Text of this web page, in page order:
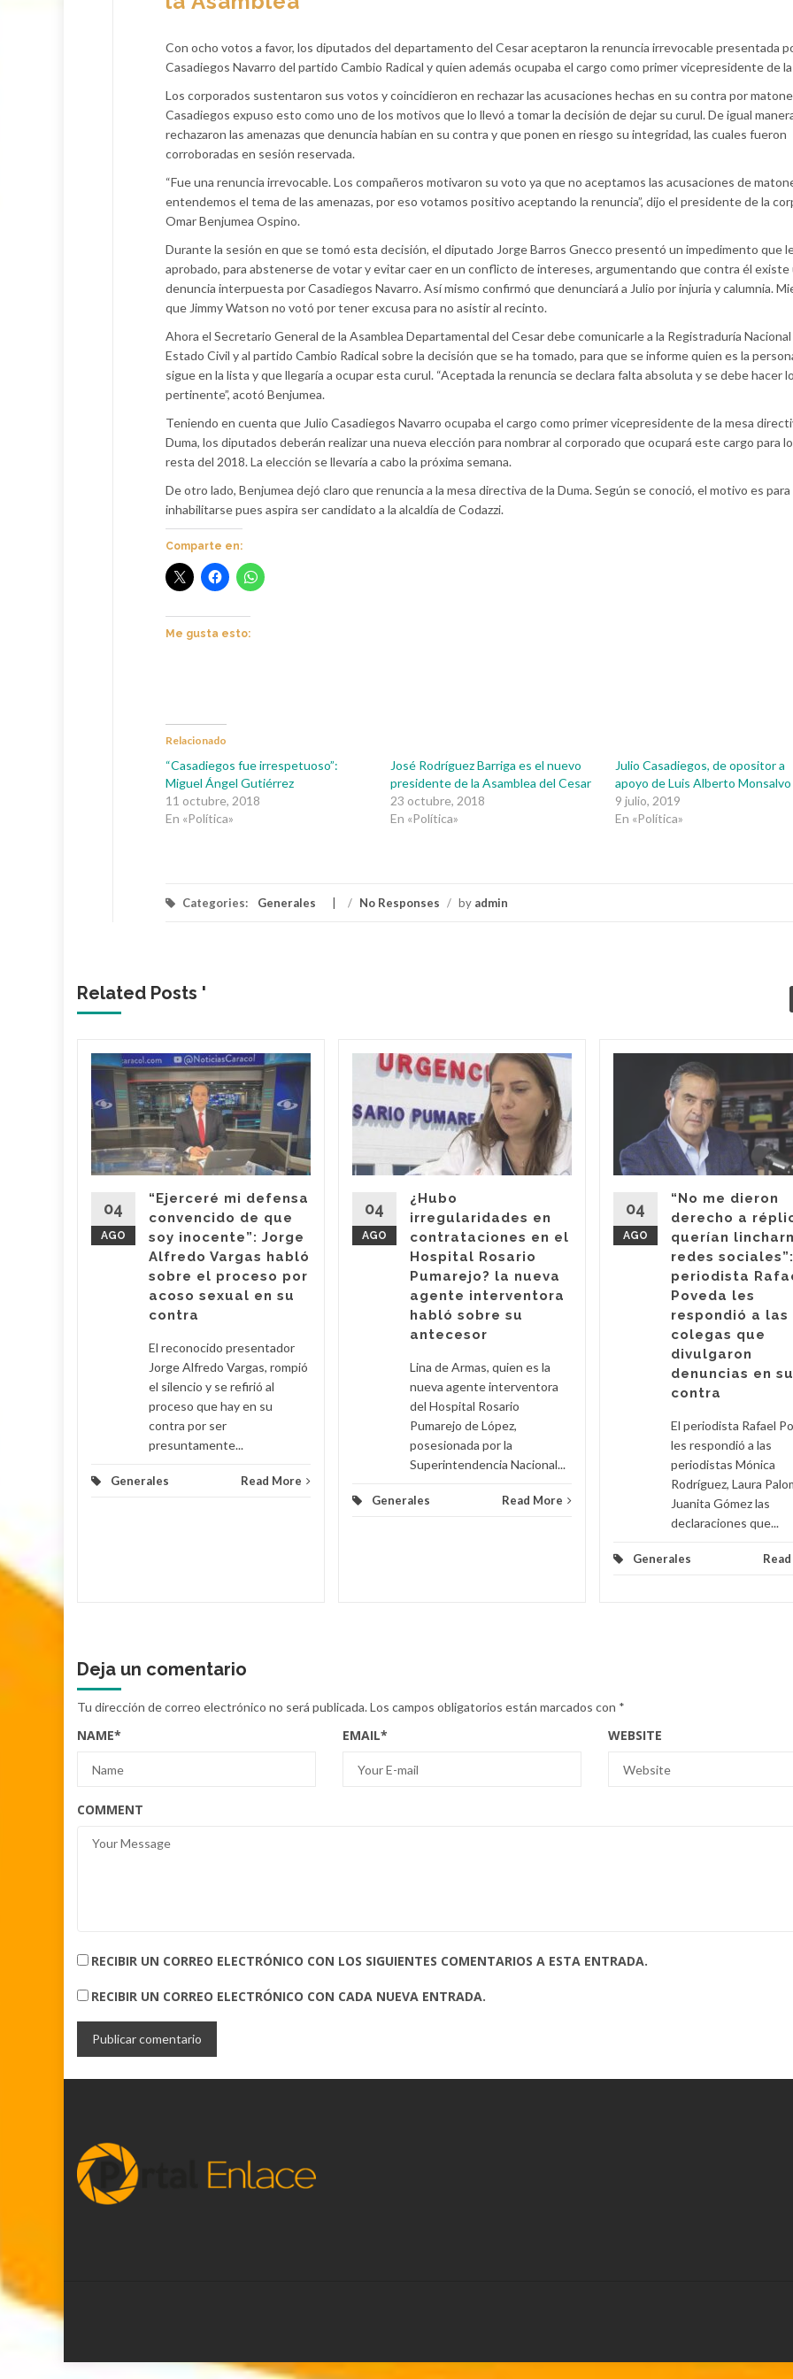
Con ocho votos a favor, los diputados del departamento del Cesar aceptaron la renuncia irrevocable presentada
Casadiegos Navarro del partido Cambio Radical y quien además ocupaba el cargo como primer vicepresidente de
Los corporados sustentaron sus votos y coincidieron en rechazar las acusaciones hechas en su contra por
Casadiegos expuso esto como uno de los motivos que lo llevó a tomar la decisión de dejar su curul. De igual
rechazaron las amenazas que denuncia habían en su contra y que ponen en riesgo su integridad, las cuales fueron
corroboradas en sesión reservada.
“Fue una renuncia irrevocable. Los compañeros motivaron su voto ya que no aceptamos las acusaciones de
entendemos el tema de las amenazas, por eso votamos positivo aceptando la renuncia”, dijo el presidente de la
Omar Benjumea Ospino.
Durante la sesión en que se tomó esta decisión, el diputado Jorge Barros Gnecco presentó un impedimento que
aprobado, para abstenerse de votar y evitar caer en un conflicto de intereses, argumentando que contra él existe
denuncia interpuesta por Casadiegos Navarro. Así mismo confirmó que denunciará a Julio por injuria y calumnia.
que Jimmy Watson no votó por tener excusa para no asistir al recinto.
Ahora el Secretario General de la Asamblea Departamental del Cesar debe comunicarle a la Registraduría Nacional
Estado Civil y al partido Cambio Radical sobre la decisión que se ha tomado, para que se informe quien es la
sigue en la lista y que llegaría a ocupar esta curul. “Aceptada la renuncia se declara falta absoluta y se debe hacer lo
pertinente”, acotó Benjumea.
Teniendo en cuenta que Julio Casadiegos Navarro ocupaba el cargo como primer vicepresidente de la mesa
Duma, los diputados deberán realizar una nueva elección para nombrar al corporado que ocupará este cargo para
resta del 2018. La elección se llevaría a cabo la próxima semana.
De otro lado, Benjumea dejó claro que renuncia a la mesa directiva de la Duma. Según se conoció, el motivo es para
inhabilitarse pues aspira ser candidato a la alcaldía de Codazzi.
Comparte en:
Me gusta esto:
Relacionado
“Casadiegos fue irrespetuoso”:
Miguel Ángel Gutiérrez
11 octubre, 2018
En «Política»
José Rodríguez Barriga es el nuevo
presidente de la Asamblea del Cesar
23 octubre, 2018
En «Política»
Julio Casadiegos, de opositor a
apoyo de Luis Alberto Monsalvo
9 julio, 2019
En «Política»
Categories: Generales / No Responses / by admin
Related Posts '
04
AGO
“Ejerceré mi defensa
convencido de que
soy inocente”: Jorge
Alfredo Vargas habló
sobre el proceso por
acoso sexual en su
contra
El reconocido presentador
Jorge Alfredo Vargas, rompió
el silencio y se refirió al
proceso que hay en su
contra por ser
presuntamente...
Generales Read More
04
AGO
¿Hubo
irregularidades en
contrataciones en el
Hospital Rosario
Pumarejo? la nueva
agente interventora
habló sobre su
antecesor
Lina de Armas, quien es la
nueva agente interventora
del Hospital Rosario
Pumarejo de López,
posesionada por la
Superintendencia Nacional...
Generales Read More
04
AGO
“No me dieron
derecho a
querían
redes
periodista
Poveda les
respondió a las
colegas que
divulgaron
denuncias en su
contra
El periodista Rafael
les respondió a las
periodistas Mónica
Rodríguez, Laura
Juanita Gómez las
declaraciones que...
Generales
Deja un comentario
Tu dirección de correo electrónico no será publicada.Los campos obligatorios están marcados con *
NAME* EMAIL* WEBSITE
COMMENT
RECIBIR UN CORREO ELECTRÓNICO CON LOS SIGUIENTES COMENTARIOS A ESTA ENTRADA.
RECIBIR UN CORREO ELECTRÓNICO CON CADA NUEVA ENTRADA.